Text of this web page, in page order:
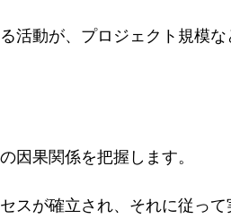
動が、プロジェクト規模な
果関係を把握します。
が確立され、それに従って